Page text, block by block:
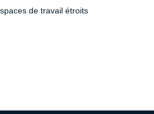
de travail étroits